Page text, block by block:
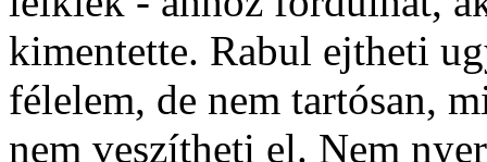
kimentette. Rabul ejtheti
félelem, de nem tartósan,
nem veszítheti el. Nem